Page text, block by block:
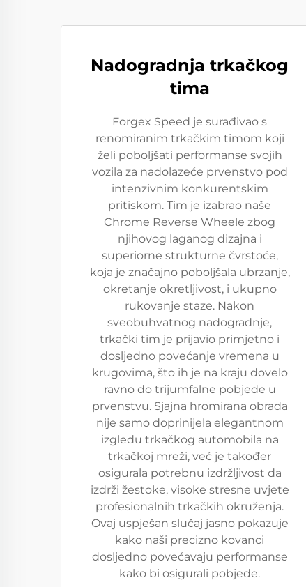
Nadogradnja trkačkog
tima
Forgex Speed je surađivao s
renomiranim trkačkim timom koji
želi poboljšati performanse svojih
vozila za nadolazeće prvenstvo pod
intenzivnim konkurentskim
pritiskom. Tim je izabrao naše
Chrome Reverse Wheele zbog
njihovog laganog dizajna i
superiorne strukturne čvrstoće,
koja je značajno poboljšala ubrzanje,
okretanje okretljivost, i ukupno
rukovanje staze. Nakon
sveobuhvatnog nadogradnje,
trkački tim je prijavio primjetno i
dosljedno povećanje vremena u
krugovima, što ih je na kraju dovelo
ravno do trijumfalne pobjede u
prvenstvu. Sjajna hromirana obrada
nije samo doprinijela elegantnom
izgledu trkačkog automobila na
trkačkoj mreži, već je također
osigurala potrebnu izdržljivost da
izdrži žestoke, visoke stresne uvjete
profesionalnih trkačkih okruženja.
Ovaj uspješan slučaj jasno pokazuje
kako naši precizno kovanci
dosljedno povećavaju performanse
kako bi osigurali pobjede.